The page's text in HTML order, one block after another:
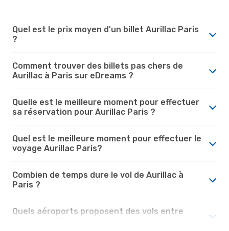
Quel est le prix moyen d'un billet Aurillac Paris
?
Comment trouver des billets pas chers de
Aurillac à Paris sur eDreams ?
Quelle est le meilleure moment pour effectuer
sa réservation pour Aurillac Paris ?
Quel est le meilleure moment pour effectuer le
voyage Aurillac Paris?
Combien de temps dure le vol de Aurillac à
Paris ?
Quels aéroports proposent des vols entre